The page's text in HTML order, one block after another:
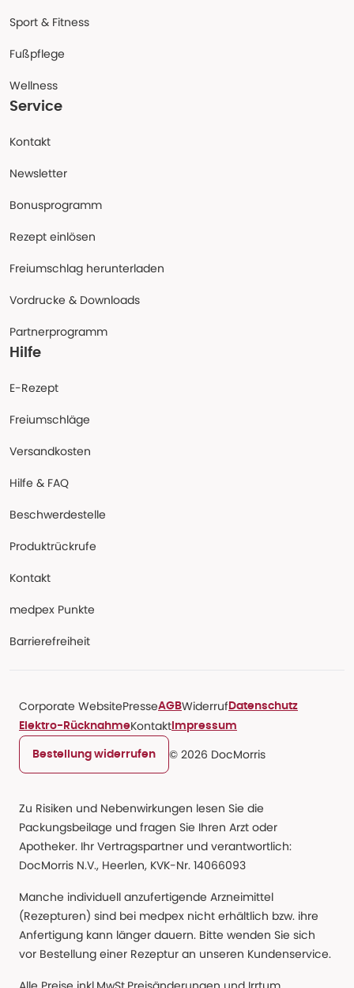
Sport & Fitness
Fußpflege
Wellness
Service
Kontakt
Newsletter
Bonusprogramm
Rezept einlösen
Freiumschlag herunterladen
Vordrucke & Downloads
Partnerprogramm
Hilfe
E-Rezept
Freiumschläge
Versandkosten
Hilfe & FAQ
Beschwerdestelle
Produktrückrufe
Kontakt
medpex Punkte
Barrierefreiheit
Corporate WebsitePresseAGBWiderruf Datenschutz
Elektro-RücknahmeKontakt Impressum
Bestellung widerrufen © 2026 DocMorris
Zu Risiken und Nebenwirkungen lesen Sie die
Packungsbeilage und fragen Sie Ihren Arzt oder
Apotheker. Ihr Vertragspartner und verantwortlich:
DocMorris N.V., Heerlen, KVK-Nr. 14066093
Manche individuell anzufertigende Arzneimittel
(Rezepturen) sind bei medpex nicht erhältlich bzw. ihre
Anfertigung kann länger dauern. Bitte wenden Sie sich
vor Bestellung einer Rezeptur an unseren Kundenservice.